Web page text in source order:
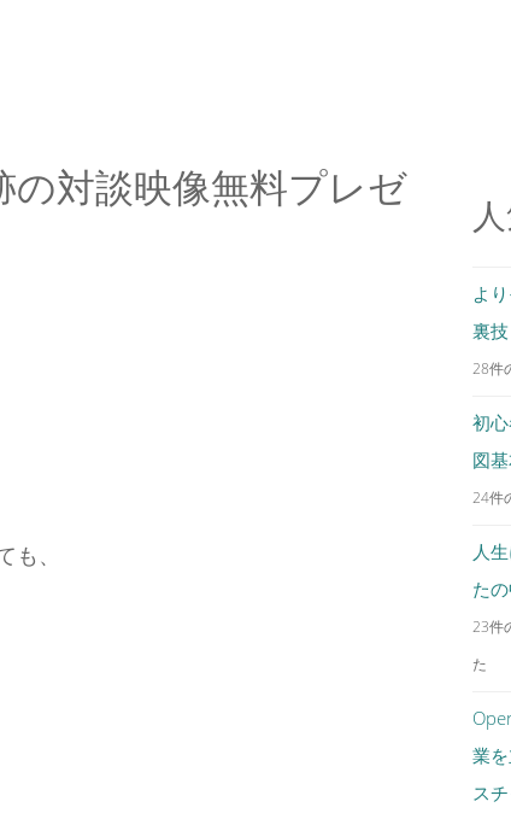
対談映像無料プレゼ
、
よ
裏技
28件
初
図
24件
人
た
23件
た
業
ス